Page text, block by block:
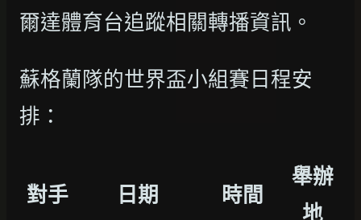
爾達體育台追蹤相關轉播資訊。
蘇格蘭隊的世界盃小組賽日程安
排：
對手 日期 時間
舉辦
地